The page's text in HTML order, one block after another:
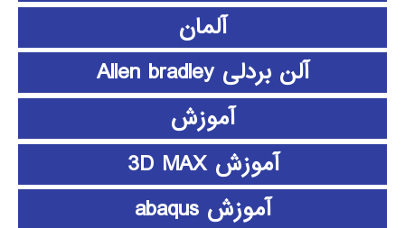
آلمان
آلن بردلی Allen bradley
آموزش
آموزش 3D MAX
آموزش abaqus